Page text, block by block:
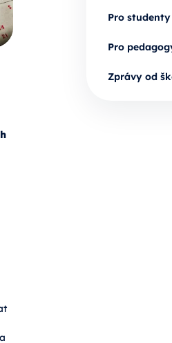
Pro studenty
Pro
Zprávy od